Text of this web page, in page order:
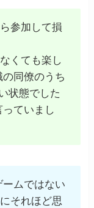
参加して損
くても楽し
同僚のうち
状態でした
ていまし
ムではない
それほど思